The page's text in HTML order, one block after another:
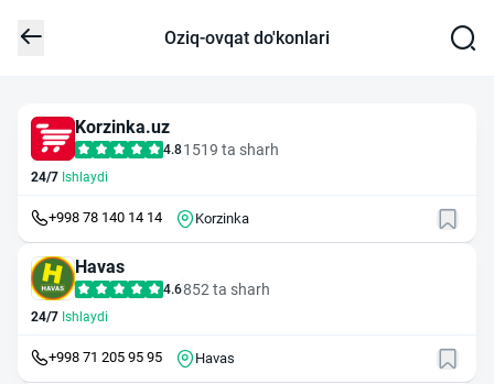
Oziq-ovqat do'konlari
Korzinka.uz
4.81519 ta sharh
24/7 Ishlaydi
+998 78 140 14 14 Korzinka
Havas
4.6852 ta sharh
24/7 Ishlaydi
+998 71 205 95 95 Havas